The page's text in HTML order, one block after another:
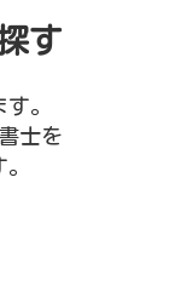
す
。
士を